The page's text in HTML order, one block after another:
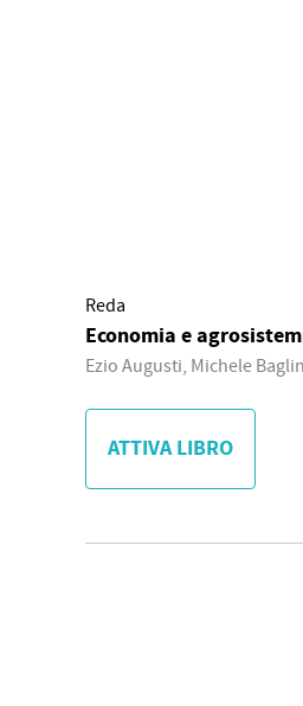
Reda
Economia e
Ezio Augusti, Michele
ATTIVA LIBRO